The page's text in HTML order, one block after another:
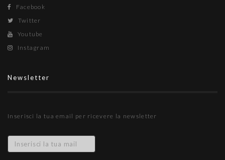
Facebook
Twitter
Youtube
Instagram
Newsletter
Inserisci la tua email per ricevere la newsletter